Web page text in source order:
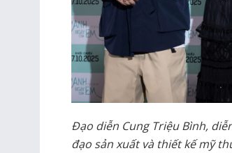
Đạo diễn Cung Triệu Bình,
đạo sản xuất và thiết kế mỹ